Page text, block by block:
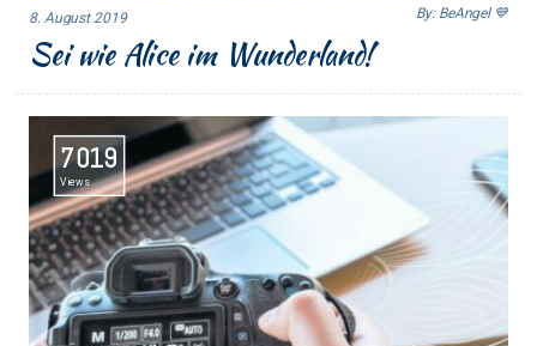
8. August 2019 By: BeAngel 💙
Sei wie Alice im Wunderland!
7019
Views